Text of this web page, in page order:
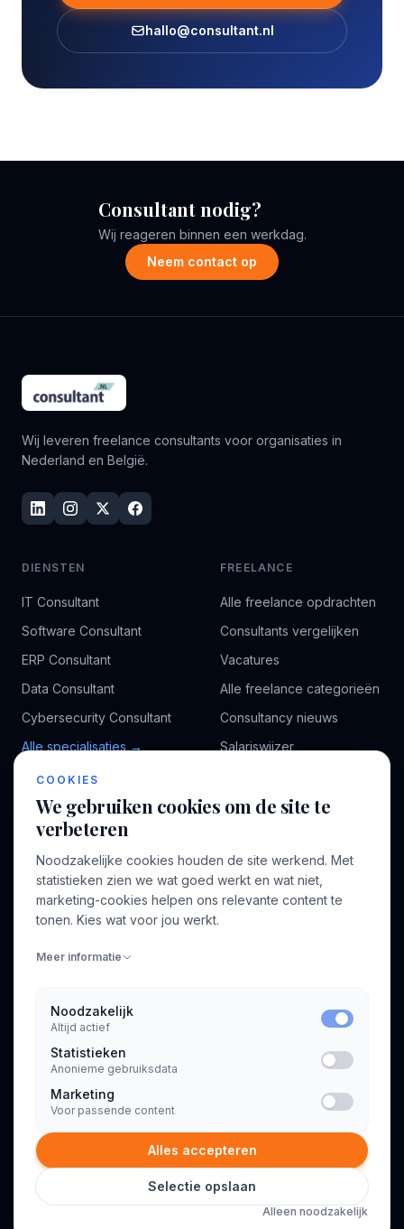
hallo@consultant.nl
Consultant nodig?
Wij reageren binnen een werkdag.
Neem contact op
Wij leveren freelance consultants voor organisaties in
Nederland en België.
DIENSTEN
IT Consultant
Software Consultant
ERP Consultant
Data Consultant
Cybersecurity Consultant
Alle specialisaties →
FREELANCE
Alle freelance opdrachten
Consultants vergelijken
Vacatures
Alle freelance categorieën
Consultancy nieuws
Salariswijzer
BEDRIJF
Over ons
Voor opdrachtgevers
Profiel aanmaken
INFORMATIE
Algemene voorwaarden
Privacyverklaring
© 2026 Consultant.nl. Alle rechten voorbehouden.
COOKIES
We gebruiken cookies om de site te
verbeteren
Noodzakelijke cookies houden de site werkend. Met
statistieken zien we wat goed werkt en wat niet,
marketing-cookies helpen ons relevante content te
tonen. Kies wat voor jou werkt.
Meer informatie
Noodzakelijk
Altijd actief
Statistieken
Anonieme gebruiksdata
Marketing
Voor passende content
Alles accepteren
Selectie opslaan
Alleen noodzakelijk